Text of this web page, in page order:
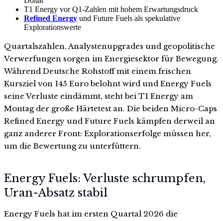
T1 Energy vor Q1-Zahlen mit hohem Erwartungsdruck
Refined Energy und Future Fuels als spekulative
Explorationswerte
Quartalszahlen, Analystenupgrades und geopolitische
Verwerfungen sorgen im Energiesektor für Bewegung.
Während Deutsche Rohstoff mit einem frischen
Kursziel von 145 Euro belohnt wird und Energy Fuels
seine Verluste eindämmt, steht bei T1 Energy am
Montag der große Härtetest an. Die beiden Micro-Caps
Refined Energy und Future Fuels kämpfen derweil an
ganz anderer Front: Explorationserfolge müssen her,
um die Bewertung zu unterfüttern.
Energy Fuels: Verluste schrumpfen,
Uran-Absatz stabil
Energy Fuels hat im ersten Quartal 2026 die